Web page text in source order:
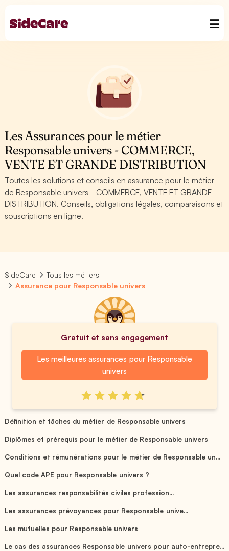
Les Assurances pour le métier
Responsable univers - COMMERCE,
VENTE ET GRANDE DISTRIBUTION
Toutes les solutions et conseils en assurance pour le métier
de Responsable univers - COMMERCE, VENTE ET GRANDE
DISTRIBUTION. Conseils, obligations légales, comparaisons et
souscriptions en ligne.
SideCare
Tous les métiers
Assurance pour Responsable univers
Gratuit et sans engagement
Les meilleures assurances pour Responsable
univers
Définition et tâches du métier de Responsable univers
Diplômes et prérequis pour le métier de Responsable univers
Conditions et rémunérations pour le métier de Responsable un...
Quel code APE pour Responsable univers ?
Les assurances responsabilités civiles profession...
Les assurances prévoyances pour Responsable unive...
Les mutuelles pour Responsable univers
Le cas des assurances Responsable univers pour auto-entrepre...